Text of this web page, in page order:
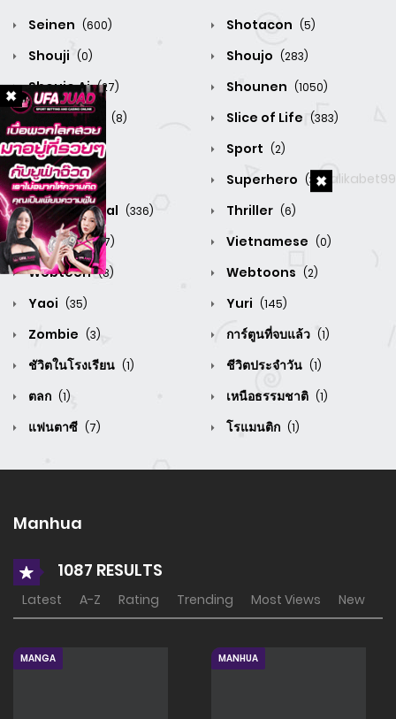
Seinen (600) Shotacon (5)
Shouji (0) Shoujo (283)
Shoujo Ai (27) Shounen (1050)
Shounen Ai (8) Slice of Life (383)
Smut (47) Sport (2)
Sports (38) Superhero (3)
Supernatural (336) Thriller (6)
Tragedy (77) Vietnamese (0)
Webtoon (8) Webtoons (2)
Yaoi (35) Yuri (145)
Zombie (3) การ์ตูนที่จบแล้ว (1)
ชัวิตในโรงเรียน (1) ชีวิตประจำวัน (1)
ตลก (1) เหนือธรรมชาติ (1)
แฟนตาซี (7) โรแมนติก (1)
Manhua
1087 RESULTS
Latest A-Z Rating Trending Most Views New
MANGA MANHUA